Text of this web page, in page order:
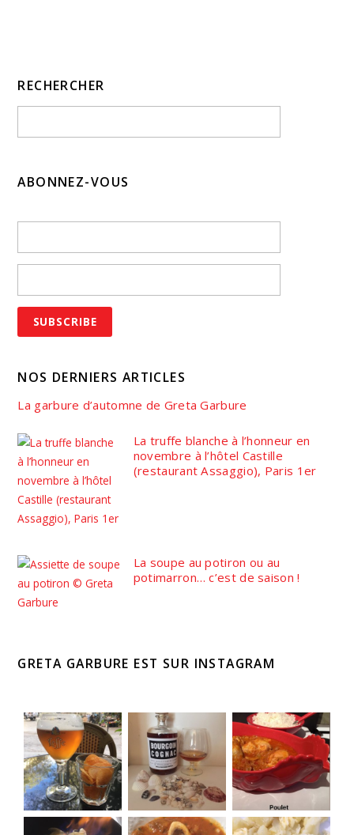
RECHERCHER
ABONNEZ-VOUS
NOS DERNIERS ARTICLES
La garbure d’automne de Greta Garbure
La truffe blanche à l’honneur en
novembre à l’hôtel Castille
(restaurant Assaggio), Paris 1er
La soupe au potiron ou au
potimarron… c’est de saison !
GRETA GARBURE EST SUR INSTAGRAM